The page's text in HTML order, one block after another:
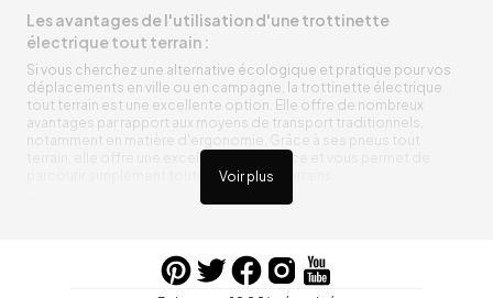
Voir plus
Les avantages de l'utilisation d'une trottinette
électrique tout terrain :
Si vous cherchez une alternative écologique et pratique pour vos
déplacements en ville ou en campagne, la trottinette électrique
tout terrain est une excellente option. Elle offre de nombreux
avantages par rapport aux moyens de transport traditionnels,
notamment en matière d'ergonomie. Grâce à ses pneus tout
terrain, elle offre une excellente adhérence et vous permet de
parcourir simplement toutes sortes de terrains.
Trottinette électrique tout terrain ergonomique
entre vos trajets, vous n’aurez pas à vous soucier de l’état de sa
batterie. De plus, elle est équipée de pneus résistants qui peuvent